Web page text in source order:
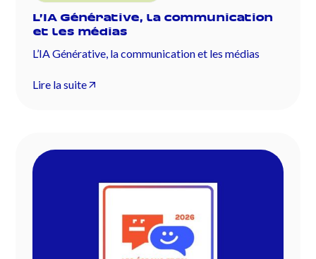
L’IA Générative, la communication
et les médias
L’IA Générative, la communication et les médias
Lire la suite